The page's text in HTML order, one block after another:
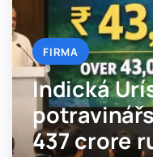
FIRMA
Indická
437 crore